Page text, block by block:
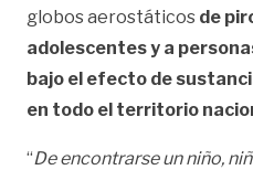
globos aerostáticos de
adolescentes y a
bajo el efecto de
en todo el territorio
“De encontrarse un niño,